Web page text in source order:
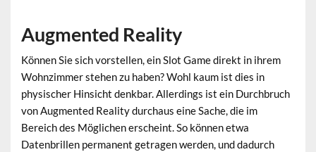
Augmented Reality
Können Sie sich vorstellen, ein Slot Game direkt in ihrem
Wohnzimmer stehen zu haben? Wohl kaum ist dies in
physischer Hinsicht denkbar. Allerdings ist ein Durchbruch
von Augmented Reality durchaus eine Sache, die im
Bereich des Möglichen erscheint. So können etwa
Datenbrillen permanent getragen werden, und dadurch